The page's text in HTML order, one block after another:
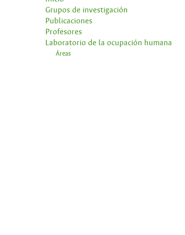
Grupos de investigación
Publicaciones
Profesores
Laboratorio de la ocupación humana
Áreas